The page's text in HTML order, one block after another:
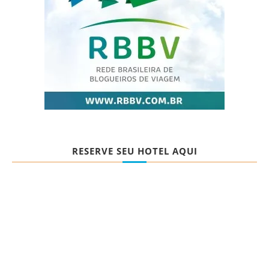
RESERVE SEU HOTEL AQUI